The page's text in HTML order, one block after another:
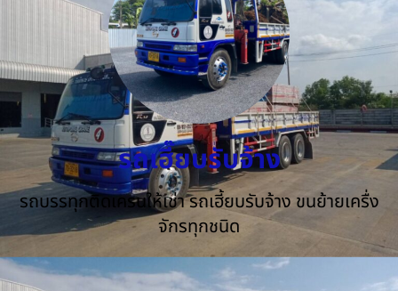
รถเฮี๊ยบรับจ้าง
รถบรรทุกติดเครนให้เช่า รถเฮี้ยบรับจ้าง ขนย้ายเครื่ง
จักรทุกชนิด